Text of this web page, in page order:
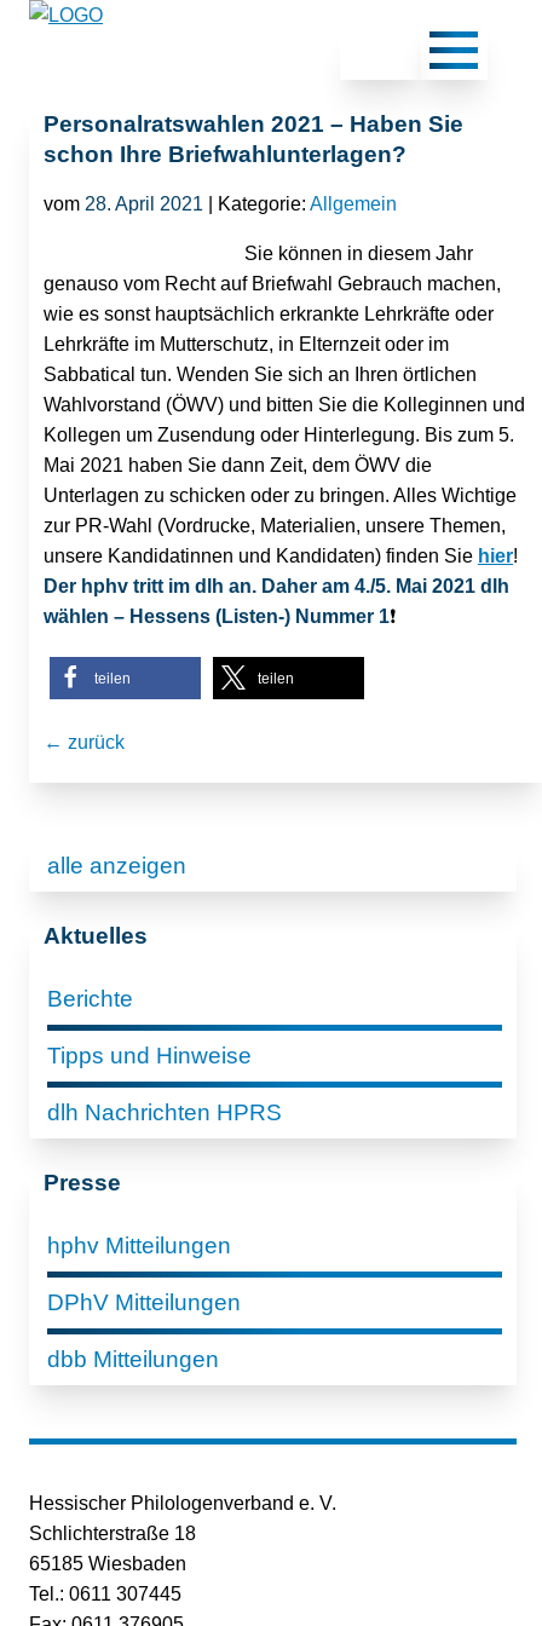
Personalratswahlen 2021 – Haben Sie
schon Ihre Briefwahlunterlagen?
vom 28. April 2021 | Kategorie: Allgemein
Sie können in diesem Jahr
genauso vom Recht auf Briefwahl Gebrauch machen,
wie es sonst hauptsächlich erkrankte Lehrkräfte oder
Lehrkräfte im Mutterschutz, in Elternzeit oder im
Sabbatical tun. Wenden Sie sich an Ihren örtlichen
Wahlvorstand (ÖWV) und bitten Sie die Kolleginnen und
Kollegen um Zusendung oder Hinterlegung. Bis zum 5.
Mai 2021 haben Sie dann Zeit, dem ÖWV die
Unterlagen zu schicken oder zu bringen. Alles Wichtige
zur PR-Wahl (Vordrucke, Materialien, unsere Themen,
unsere Kandidatinnen und Kandidaten) finden Sie hier!
Der hphv tritt im dlh an. Daher am 4./5. Mai 2021 dlh
wählen – Hessens (Listen-) Nummer 1❗️
teilen teilen
← zurück
alle anzeigen
Aktuelles
Berichte
Tipps und Hinweise
dlh Nachrichten HPRS
Presse
hphv Mitteilungen
DPhV Mitteilungen
dbb Mitteilungen
Hessischer Philologenverband e. V.
Schlichterstraße 18
65185 Wiesbaden
Tel.: 0611 307445